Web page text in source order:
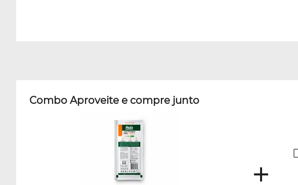
Combo Aproveite e compre junto